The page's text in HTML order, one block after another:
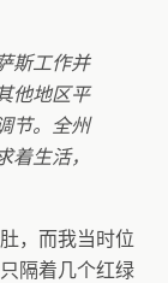
斯工作并
他地区平
节。全州
生活，
，而我当时位
隔着几个红绿